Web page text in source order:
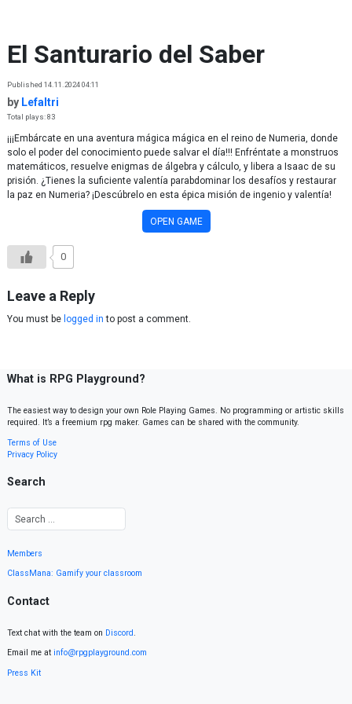
El Santurario del Saber
Published 14.11.2024 04:11
by Lefaltri
Total plays: 83
¡¡¡Embárcate en una aventura mágica mágica en el reino de Numeria, donde
solo el poder del conocimiento puede salvar el día!!! Enfréntate a monstruos
matemáticos, resuelve enigmas de álgebra y cálculo, y libera a Isaac de su
prisión. ¿Tienes la suficiente valentía parabdominar los desafíos y restaurar
la paz en Numeria? ¡Descúbrelo en esta épica misión de ingenio y valentía!
OPEN GAME
0
Leave a Reply
You must be logged in to post a comment.
What is RPG Playground?
The easiest way to design your own Role Playing Games. No programming or artistic skills
required. It’s a freemium rpg maker. Games can be shared with the community.
Terms of Use
Privacy Policy
Search
Members
ClassMana: Gamify your classroom
Contact
Text chat with the team on Discord.
Email me at info@rpgplayground.com
Press Kit